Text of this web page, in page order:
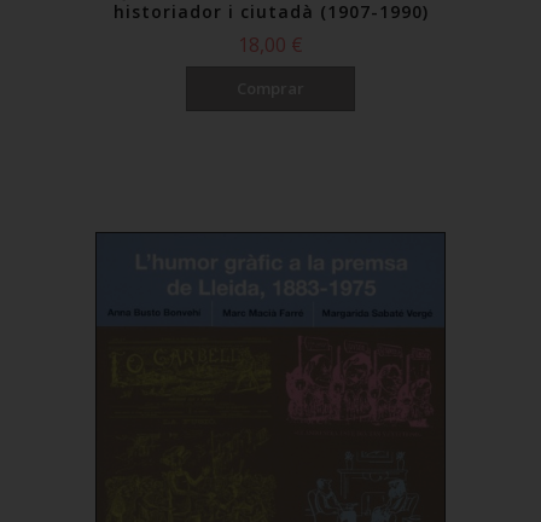
historiador i ciutadà (1907-1990)
18,00 €